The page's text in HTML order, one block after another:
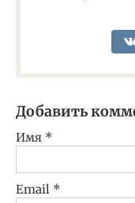
Добавить
Имя *
Email *